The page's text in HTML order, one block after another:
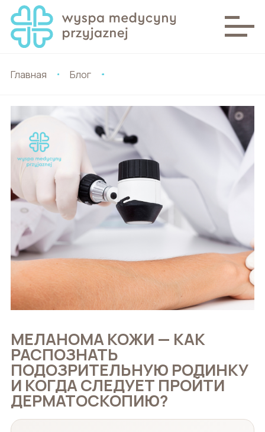
Главная Блог
МЕЛАНОМА КОЖИ — КАК
РАСПОЗНАТЬ
ПОДОЗРИТЕЛЬНУЮ РОДИНКУ
И КОГДА СЛЕДУЕТ ПРОЙТИ
ДЕРМАТОСКОПИЮ?